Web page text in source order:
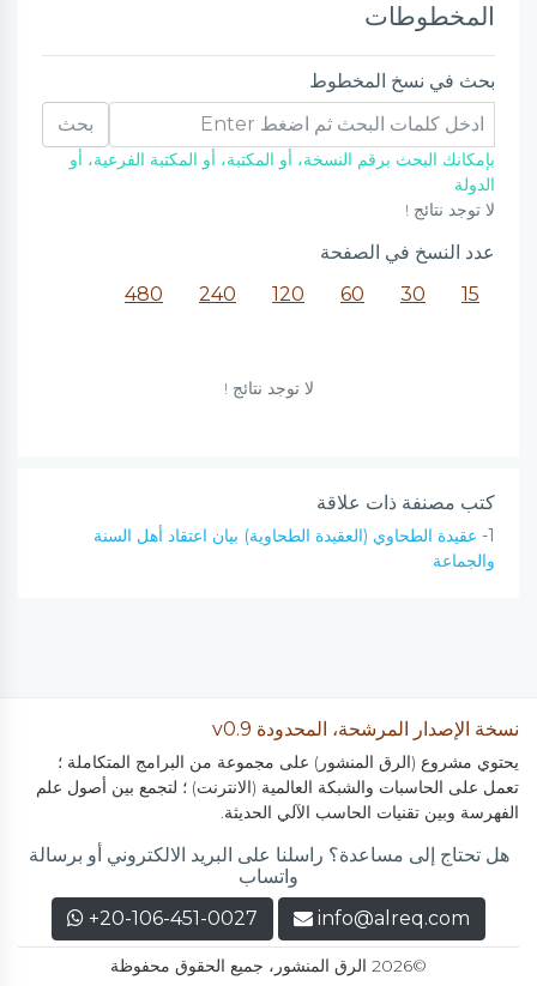
المخطوطات
بحث في نسخ المخطوط
بحث
بإمكانك البحث برقم النسخة، أو المكتبة، أو المكتبة الفرعية، أو
الدولة
لا توجد نتائج !
عدد النسخ في الصفحة
15
30
60
120
240
480
لا توجد نتائج !
كتب مصنفة ذات علاقة
1- عقيدة الطحاوي (العقيدة الطحاوية) بيان اعتقاد أهل السنة
والجماعة
نسخة الإصدار المرشحة، المحدودة v0.9
يحتوي مشروع (الرق المنشور) على مجموعة من البرامج المتكاملة ؛
تعمل على الحاسبات والشبكة العالمية (الانترنت) ؛ لتجمع بين أصول علم
الفهرسة وبين تقنيات الحاسب الآلي الحديثة.
هل تحتاج إلى مساعدة؟ راسلنا على البريد الالكتروني أو برسالة
واتساب
info@alreq.com
+20-106-451-0027
©2026 الرق المنشور، جميع الحقوق محفوظة